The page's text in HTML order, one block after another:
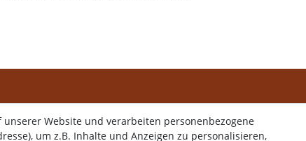
Website und verarbeiten personenbezogene
um z.B. Inhalte und Anzeigen zu personalisieren,